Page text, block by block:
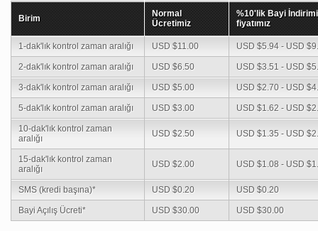
Birim
Normal
Ücretimiz
%10'lik Bayi
fiyatımız
1-dak'lık kontrol zaman aralığı USD $11.00 USD $5.94 - USD
2-dak'lık kontrol zaman aralığı USD $6.50 USD $3.51 - USD
3-dak'lık kontrol zaman aralığı USD $5.00 USD $2.70 - USD
5-dak'lık kontrol zaman aralığı USD $3.00 USD $1.62 - USD
10-dak'lık kontrol zaman
aralığı
USD $2.50 USD $1.35 - USD
15-dak'lık kontrol zaman
aralığı
USD $2.00 USD $1.08 - USD
SMS (kredi başına)* USD $0.20 USD $0.20
Bayi Açılış Ücreti* USD $30.00 USD $30.00